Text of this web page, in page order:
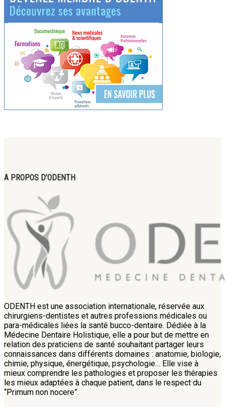
A PROPOS D’ODENTH
ODENTH est une association internationale, réservée aux
chirurgiens-dentistes et autres professions médicales ou
para-médicales liées la santé bucco-dentaire. Dédiée à la
Médecine Dentaire Holistique, elle a pour but de mettre en
relation des praticiens de santé souhaitant partager leurs
connaissances dans différents domaines : anatomie, biologie,
chimie, physique, énergétique, psychologie… Elle vise à
mieux comprendre les pathologies et proposer les thérapies
les mieux adaptées à chaque patient, dans le respect du
“Primum non nocere”.